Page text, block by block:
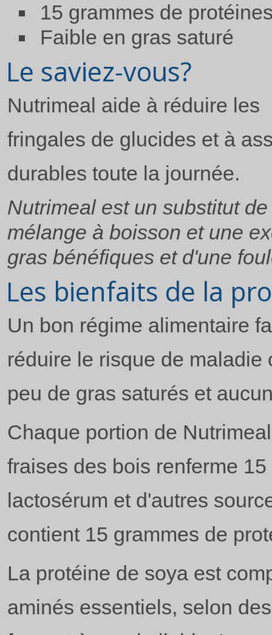
15 grammes de
Faible en gras saturé
Le saviez-vous?
Nutrimeal aide à réduire les
fringales de glucides et à
durables toute la journée.
Nutrimeal est un substitut
mélange à boisson et une
gras bénéfiques et d'une
Les bienfaits de la
Un bon régime alimentaire
réduire le risque de
peu de gras saturés et
Chaque portion de
fraises des bois renferme
lactosérum et d'autres
contient 15 grammes de
La protéine de soya est
aminés essentiels, selon